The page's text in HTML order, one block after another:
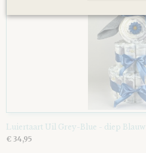
Luiertaart Uil Grey-Blue - diep Blauw
€ 34,95